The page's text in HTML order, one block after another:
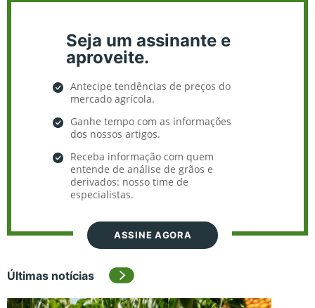
Seja um assinante e
aproveite.
Antecipe tendências de preços do
mercado agrícola.
Ganhe tempo com as informações
dos nossos artigos.
Receba informação com quem
entende de análise de grãos e
derivados: nosso time de
especialistas.
ASSINE AGORA
Últimas notícias